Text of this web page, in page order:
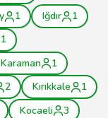
1 Iğdır
1
Karaman
1
2 Kırıkkale
1
Kocaeli
3